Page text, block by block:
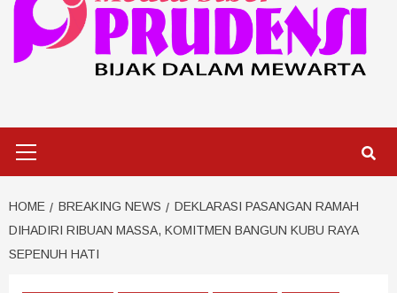
HOME BREAKING NEWS
DEKLARASI PASANGAN RAMAH
DIHADIRI RIBUAN MASSA, KOMITMEN BANGUN KUBU RAYA
SEPENUH HATI